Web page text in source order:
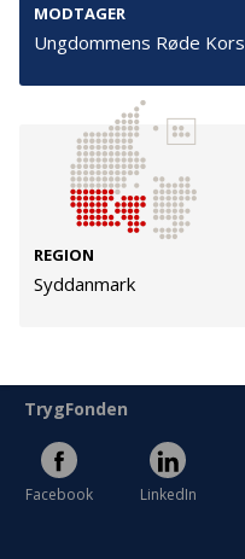
MODTAGER
Ungdommens Røde Kors
REGION
Syddanmark
Cookies
Følg os
TryghedsGruppen
TrygFonden
Facebook LinkedIn